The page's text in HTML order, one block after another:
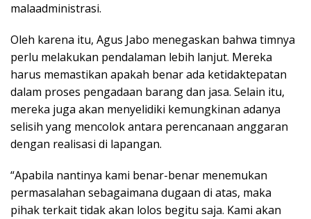
malaadministrasi.
Oleh karena itu, Agus Jabo menegaskan bahwa timnya
perlu melakukan pendalaman lebih lanjut. Mereka
harus memastikan apakah benar ada ketidaktepatan
dalam proses pengadaan barang dan jasa. Selain itu,
mereka juga akan menyelidiki kemungkinan adanya
selisih yang mencolok antara perencanaan anggaran
dengan realisasi di lapangan.
“Apabila nantinya kami benar-benar menemukan
permasalahan sebagaimana dugaan di atas, maka
pihak terkait tidak akan lolos begitu saja. Kami akan